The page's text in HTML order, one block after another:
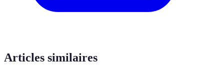
Articles similaires